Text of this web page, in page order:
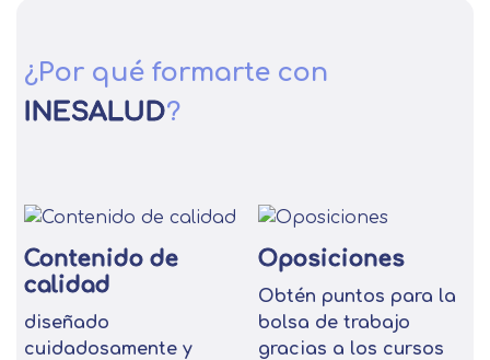
¿Por qué formarte con
INESALUD?
Contenido de
calidad
diseñado
cuidadosamente y
Oposiciones
Obtén puntos para la
bolsa de trabajo
gracias a los cursos